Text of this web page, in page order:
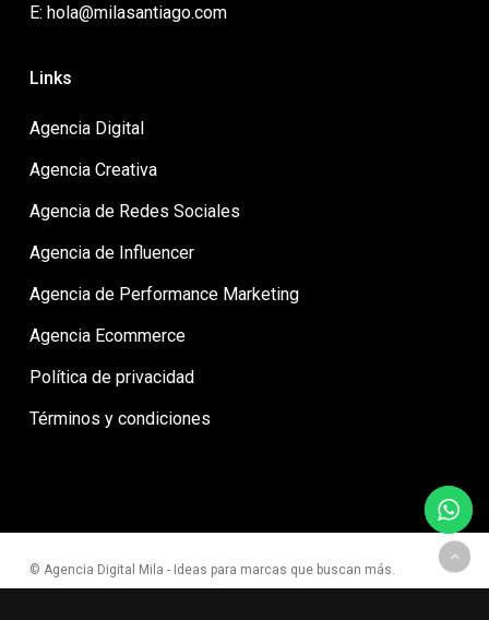
E: hola@milasantiago.com
Links
Agencia Digital
Agencia Creativa
Agencia de Redes Sociales
Agencia de Influencer
Agencia de Performance Marketing
Agencia Ecommerce
Política de privacidad
Términos y condiciones
© Agencia Digital Mila - Ideas para marcas que buscan más.